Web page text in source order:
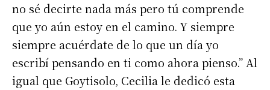
no sé decirte nada más pero tú comprende
que yo aún estoy en el camino. Y siempre
siempre acuérdate de lo que un día yo
escribí pensando en ti como ahora pienso.” Al
igual que Goytisolo, Cecilia le dedicó esta